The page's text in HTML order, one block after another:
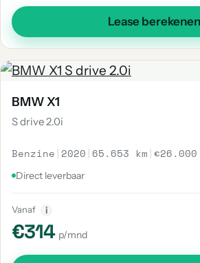
Lease berekenen
BMW X1
S drive 2.0i
Benzine | 2020 | 65.653 km |€26.000
Direct leverbaar
Vanaf i
€314 p/mnd